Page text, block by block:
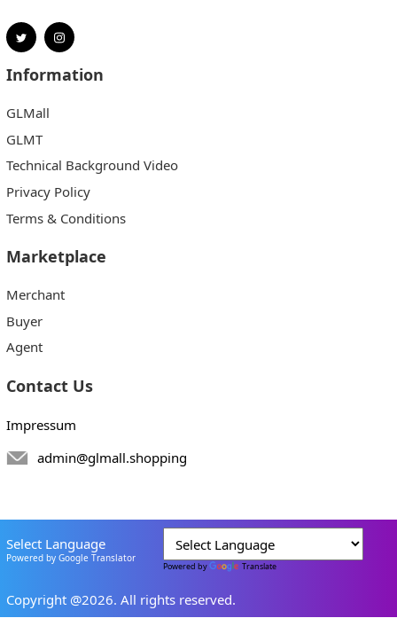
Information
GLMall
GLMT
Technical Background Video
Privacy Policy
Terms & Conditions
Marketplace
Merchant
Buyer
Agent
Contact Us
Impressum
admin@glmall.shopping
Select Language
Powered by Google Translator
Powered by Translate
Copyright @2026. All rights reserved.